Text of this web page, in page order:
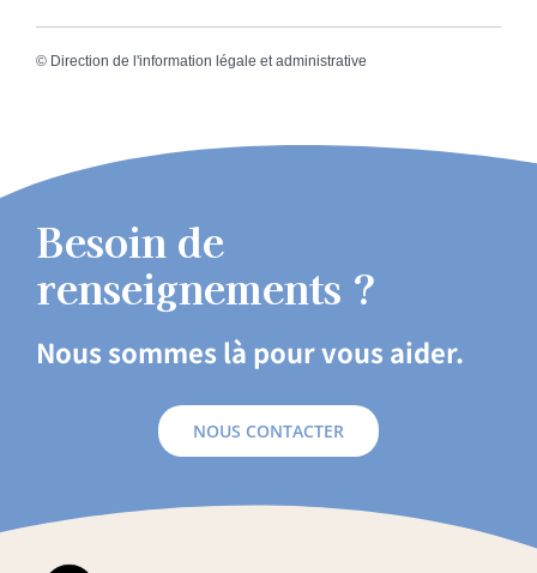
© Direction de l'information légale et administrative
Besoin de
renseignements ?
Nous sommes là pour vous aider.
NOUS CONTACTER